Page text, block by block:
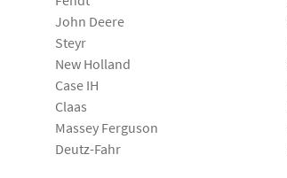
John Deere
Steyr
New Holland
Case IH
Claas
Massey Ferguson
Deutz-Fahr